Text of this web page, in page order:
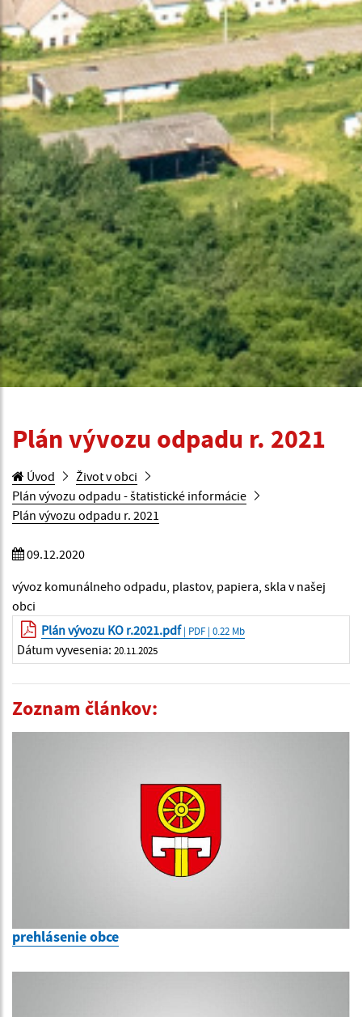
Plán vývozu odpadu r. 2021
Úvod
Život v obci
Plán vývozu odpadu - štatistické informácie
Plán vývozu odpadu r. 2021
09.12.2020
vývoz komunálneho odpadu, plastov, papiera, skla v našej
obci
Plán vývozu KO r.2021.pdf| PDF | 0.22 Mb
Dátum vyvesenia: 20.11.2025
Zoznam článkov:
prehlásenie obce